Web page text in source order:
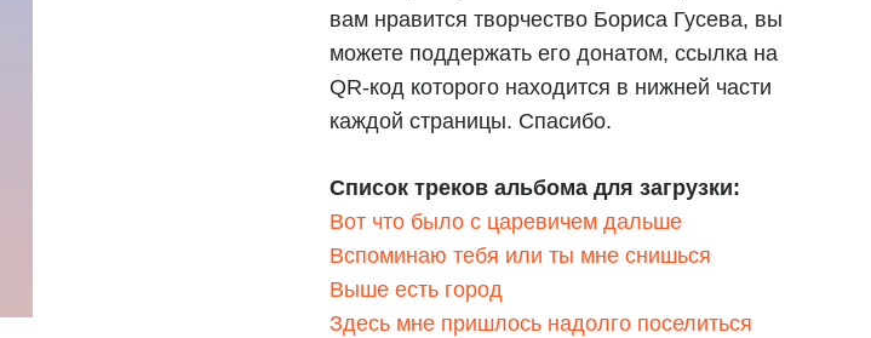
вам нравится творчество Бориса Гусева, вы
можете поддержать его донатом, ссылка на
QR-код которого находится в нижней части
каждой страницы. Спасибо.
Список треков альбома для загрузки:
Вот что было с царевичем дальше
Вспоминаю тебя или ты мне снишься
Выше есть город
Здесь мне пришлось надолго поселиться